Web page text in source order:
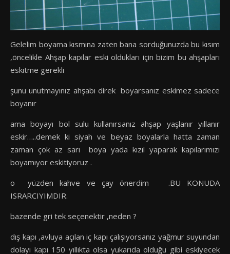
Gelelim boyama kısmına zaten bana sorduğunuzda bu kısım
,öncelikle Ahşap kapılar eski oldukları için bizim bu ahşapları
eskitme gerekli
şunu unutmayınız ahşabı direk boyarsanız eskimez sadece
boyanır
ama boyayı bol sulu kullanırsanız ahşap yaşlanır yıllanır
eskir…..demek ki siyah ve beyaz boyalarla hatta zaman
zaman çok az sarı boya yada kızıl yaparak kapılarımızı
boyamıyor eskitiyoruz .
o yüzden kahve ve çay önerdim .BU KONUDA
ISRARCIYIMDIR.
bazende gri tek seçenektir ,neden ?
dış kapı ,avluya açılan iç kapı çalışıyorsanız yağmur suyundan
dolayı kapı 150 yıllıkta olsa yukarıda olduğu gibi eskiyecek